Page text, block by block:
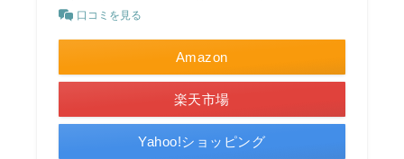
口コミを見る
Amazon
楽天市場
Yahoo!ショッピング